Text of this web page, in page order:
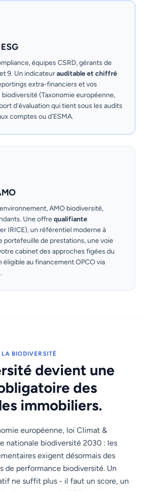
équipes CSRD, gérants de
9. Un indicateurauditable et chiffré
extra-financiers et vos
(Taxonomie européenne,
d'évaluation qui tient sous les audits
comptes ou d'ESMA.
AMO biodiversité,
Une offrequalifiante
IRICE), un référentiel moderne à
portefeuille de prestations, une voie
cabinet des approches figées du
éligible au financement OPCO via
LA BIODIVERSITÉ
devient une
des
immobiliers.
européenne, loi Climat &
nationale biodiversité 2030 : les
exigent désormais des
de performance biodiversité. Un
ne suffit plus - il faut un score, un